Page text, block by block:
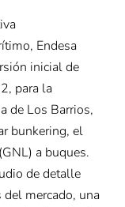
Endesa
inicial de
para la
de Los Barrios,
bunkering, el
a buques.
de detalle
mercado, una